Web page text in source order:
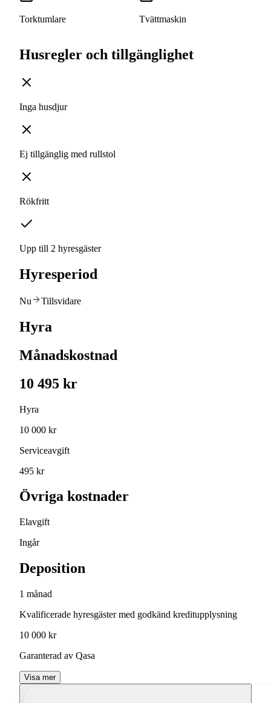
Torktumlare Tvättmaskin
Husregler och tillgänglighet
Inga husdjur
Ej tillgänglig med rullstol
Rökfritt
Upp till 2 hyresgäster
Hyresperiod
Nu Tillsvidare
Hyra
Månadskostnad
10 495 kr
Hyra
10 000 kr
Serviceavgift
495 kr
Övriga kostnader
Elavgift
Ingår
Deposition
1 månad
Kvalificerade hyresgäster med godkänd kreditupplysning
10 000 kr
Garanterad av Qasa
Visa mer